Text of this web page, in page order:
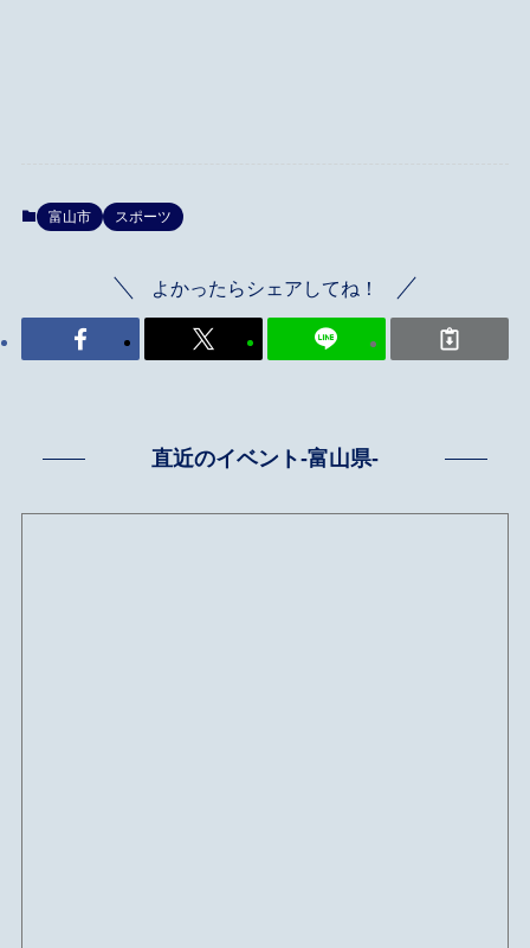
富山市 スポーツ
よかったらシェアしてね！
直近のイベント-富山県-